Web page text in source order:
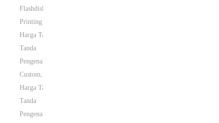
Flashdisk
Printing
Harga Tali
Tanda
Pengenal
Custom,
Harga Tali
Tanda
Pengenal